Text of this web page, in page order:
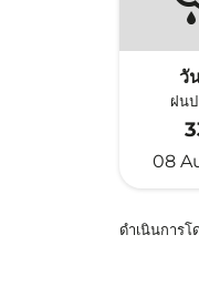
วั
ฝน
08
ดำเนินการโ